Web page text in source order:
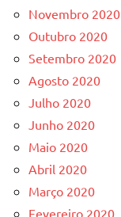
Novembro 2020
Outubro 2020
Setembro 2020
Agosto 2020
Julho 2020
Junho 2020
Maio 2020
Abril 2020
Março 2020
Fevereiro 2020